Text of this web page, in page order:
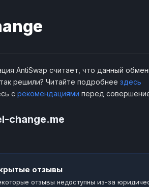
AntiSwap считает, что данный
решили? Читайте подробнее здесь
с рекомендациями перед
change.me
отзывы
отзывы недоступны из-за